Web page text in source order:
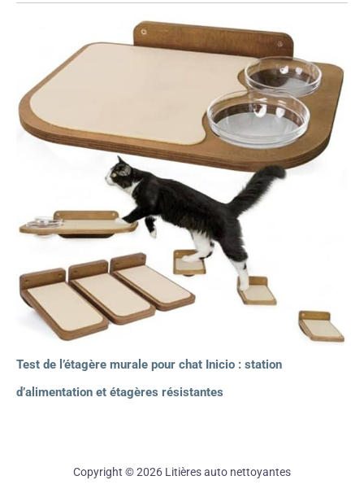
Test de l’étagère murale pour chat Inicio : station
d’alimentation et étagères résistantes
Copyright © 2026 Litières auto nettoyantes